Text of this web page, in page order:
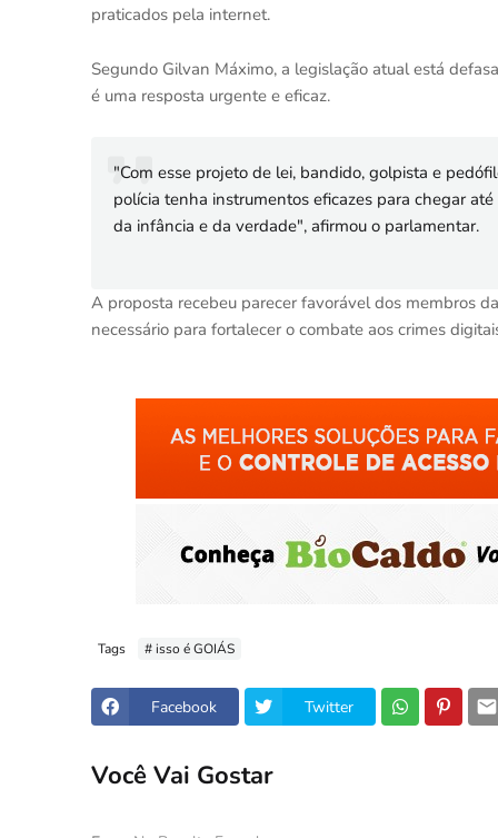
praticados pela internet.
Segundo Gilvan Máximo, a legislação atual está
é uma resposta urgente e eficaz.
"Com esse projeto de lei, bandido, golpista e
polícia tenha instrumentos eficazes para chegar
da infância e da verdade", afirmou o parlamentar.
A proposta recebeu parecer favorável dos membros
necessário para fortalecer o combate aos crimes
Tags # isso é GOIÁS
Facebook Twitter
Você Vai Gostar